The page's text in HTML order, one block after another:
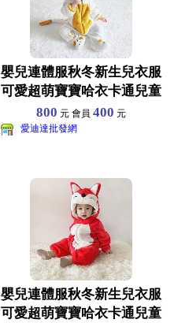
嬰兒連體服秋冬新生兒衣服
可愛超萌寶寶哈衣卡通兒童
睡衣爬服 尺寸70-1
800 元 會員400 元
愛迪達批發網
嬰兒連體服秋冬新生兒衣服
可愛超萌寶寶哈衣卡通兒童